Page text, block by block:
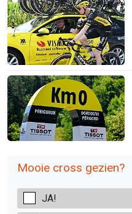
Mooie cross gezien?
JA!